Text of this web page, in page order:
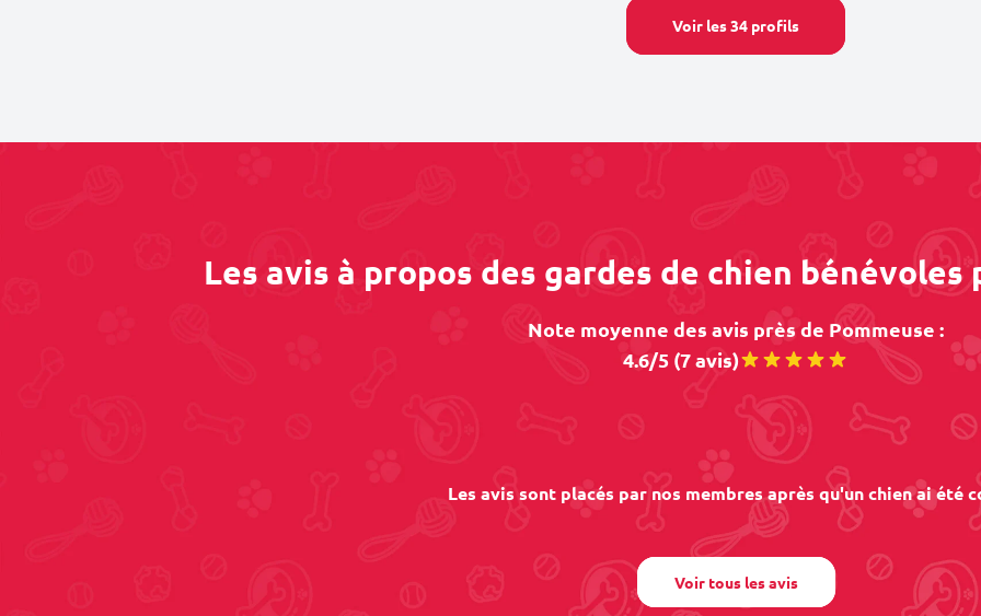
Voir les 34 profils
Les avis à propos des gardes de chien bénévoles
Note moyenne des avis près de Pommeuse :
4.6/5 (7 avis)
Les avis sont placés par nos membres après qu'un chien ai été
Voir tous les avis